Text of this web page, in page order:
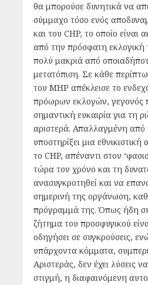
θα μπορούσε δυνητικά να
σύμμαχο τόσο ενός
και του CHP, το οποίο είναι
από την πρόσφατη εκλογική
πολύ μακριά από
μετατόπιση. Σε κάθε
του MHP απέκλεισε το
πρόωρων εκλογών, γεγονός
σημαντική ευκαιρία για τη
αριστερά. Απαλλαγμένη από
υποστηρίξει μια
το CHP, απέναντι στον
τώρα τον χρόνο και τη
ανασυγκροτηθεί και να
σημερινή της οργάνωση,
πρόγραμμά της. Όπως ήδη
ζήτημα του προσφυγικού
οδηγήσει σε συγκρούσεις,
υπάρχοντα κόμματα,
Αριστεράς, δεν έχει λύσεις
στιγμή, η διαφαινόμενη